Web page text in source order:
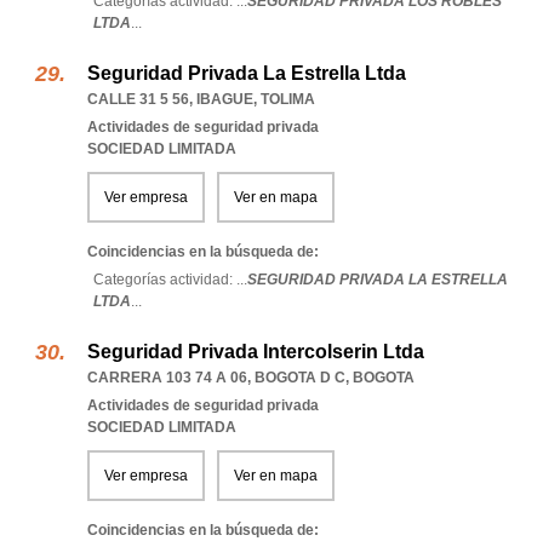
LTDA...
Seguridad Privada La Estrella Ltda
CALLE 31 5 56, IBAGUE, TOLIMA
Actividades de seguridad privada
SOCIEDAD LIMITADA
Ver empresa Ver en mapa
Coincidencias en la búsqueda de:
Categorías actividad: ...SEGURIDAD PRIVADA LA ESTRELLA
LTDA...
Seguridad Privada Intercolserin Ltda
CARRERA 103 74 A 06, BOGOTA D C, BOGOTA
Actividades de seguridad privada
SOCIEDAD LIMITADA
Ver empresa Ver en mapa
Coincidencias en la búsqueda de: